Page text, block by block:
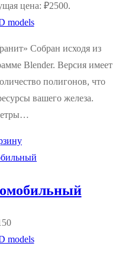
цена: ₽2500.
models
Собран исходя из
Blender. Версия имеет
полигонов, что
вашего железа.
models